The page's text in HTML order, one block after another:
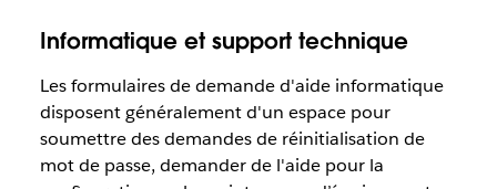
Informatique et support technique
Les formulaires de demande d'aide informatique
disposent généralement d'un espace pour
soumettre des demandes de réinitialisation de
mot de passe, demander de l'aide pour la